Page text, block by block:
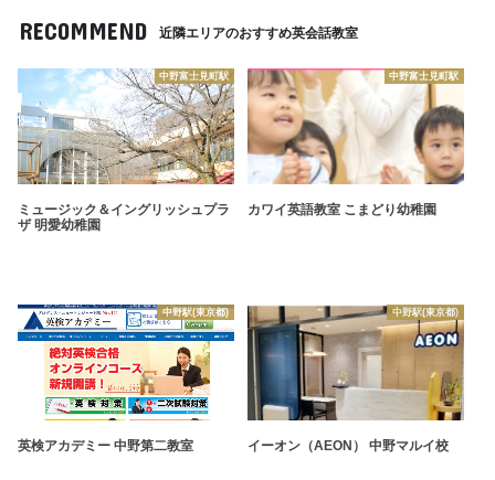
RECOMMEND 近隣エリアのおすすめ英会話教室
中野富士見町駅
ミュージック＆イングリッシュプラ
ザ 明愛幼稚園
中野富士見町駅
カワイ英語教室 こまどり幼稚園
中野駅(東京都)
英検アカデミー 中野第二教室
中野駅(東京都)
イーオン（AEON） 中野マルイ校